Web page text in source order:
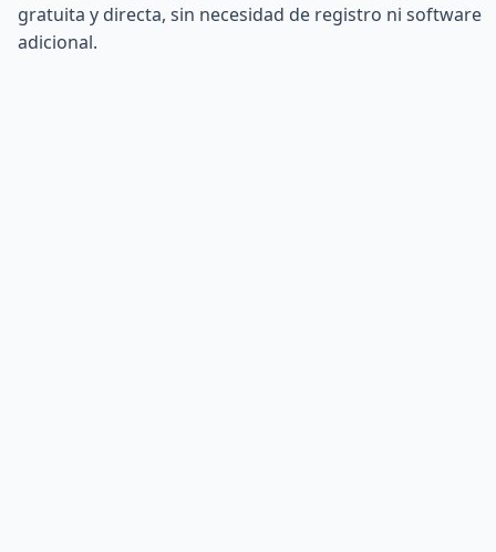
gratuita y directa, sin necesidad de registro ni software
adicional.